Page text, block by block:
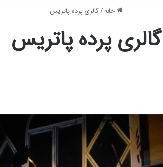
خانه/گالری پرده پاتریس
گالری پرده پاتریس